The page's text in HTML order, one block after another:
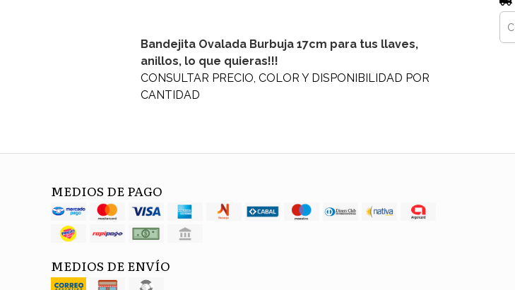
Bandejita Ovalada Burbuja 17cm para tus llaves,
anillos, lo que quieras!!!
CONSULTAR PRECIO, COLOR Y DISPONIBILIDAD POR
CANTIDAD
MEDIOS DE PAGO
MEDIOS DE ENVÍO